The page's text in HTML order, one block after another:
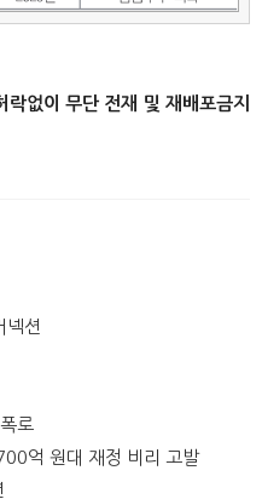
없이 무단 전재 및 재배포금지
넥션
로
억 원대 재정 비리 고발